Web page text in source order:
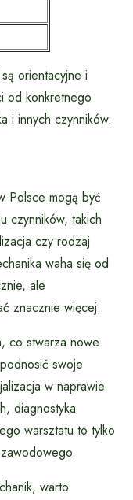
orientacyjne i
od konkretnego
i innych czynników.
Polsce mogą być
czynników, takich
czy rodzaj
waha się od
ale
znacznie więcej.
co stwarza nowe
swoje
w naprawie
diagnostyka
warsztatu to tylko
warto